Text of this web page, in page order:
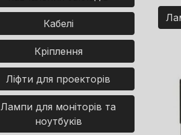
Кабелі
Кріплення
Ліфти для проекторів
Лампи для моніторів та
ноутбуків